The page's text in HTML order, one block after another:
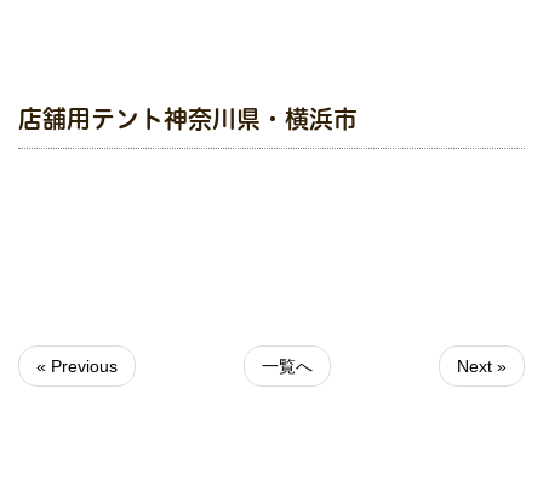
店舗用テント神奈川県・横浜市
« Previous 一覧へ Next »